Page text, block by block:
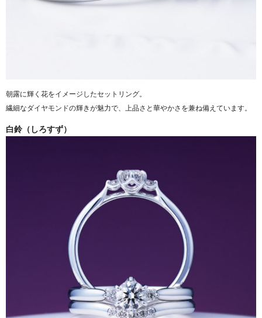
朝露に輝く花をイメージしたセットリング。
繊細なダイヤモンドの輝きが魅力で、上品さと華やかさを兼ね備えています。
白鈴（しろすず）